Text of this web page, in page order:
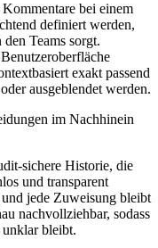
bei einem
definiert werden,
Teams sorgt.
exakt passend
ausgeblendet werden.
im Nachhinein
sichere Historie, die
und transparent
jede Zuweisung bleibt
nachvollziehbar, sodass
bleibt.